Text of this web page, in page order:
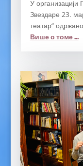
У организацији
Звездаре 23.
театар“
Више о томе ...